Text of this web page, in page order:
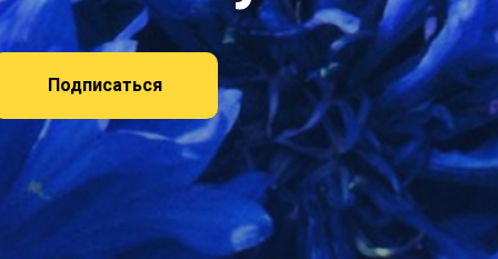
Подписаться